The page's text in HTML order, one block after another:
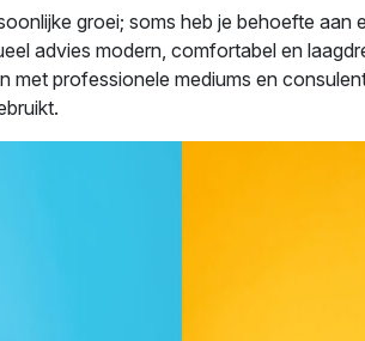
groei; soms heb je behoefte aan
advies modern, comfortabel en
met professionele mediums en